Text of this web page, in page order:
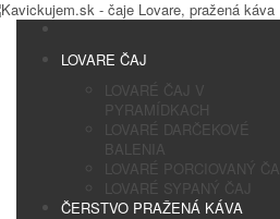
LOVARE ČAJ
LOVARÉ ČAJ V
PYRAMÍDKACH
LOVARÉ DARČEKOVÉ
BALENIA
LOVARÉ PORCIOVANÝ ČAJ
LOVARÉ SYPANÝ ČAJ
ČERSTVO PRAŽENÁ KÁVA